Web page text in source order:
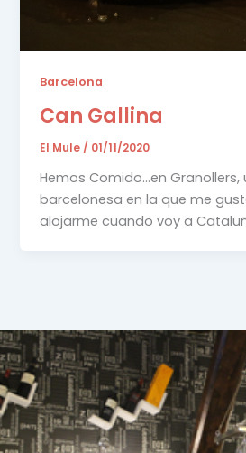
Barcelona
Can Gallina
El Mule / 01/11/2020
Hemos Comido…en
barcelonesa en la que me
alojarme cuando voy a